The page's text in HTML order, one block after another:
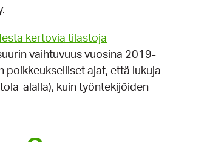
kertovia tilastoja
vaihtuvuus vuosina 2019-
poikkeukselliset ajat, että lukuja
alalla), kuin työntekijöiden